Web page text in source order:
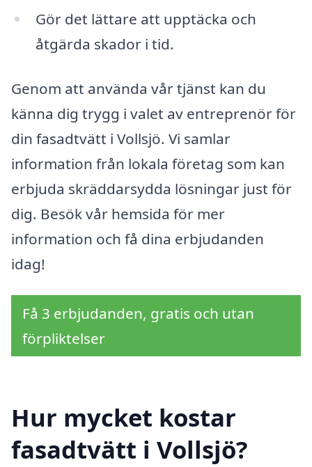
Gör det lättare att upptäcka och
åtgärda skador i tid.
Genom att använda vår tjänst kan du
känna dig trygg i valet av entreprenör för
din fasadtvätt i Vollsjö. Vi samlar
information från lokala företag som kan
erbjuda skräddarsydda lösningar just för
dig. Besök vår hemsida för mer
information och få dina erbjudanden
idag!
Få 3 erbjudanden, gratis och utan
förpliktelser
Hur mycket kostar
fasadtvätt i Vollsjö?